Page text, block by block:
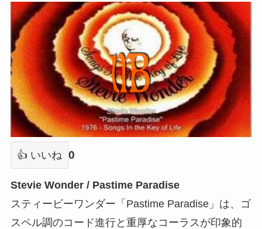
👍 いいね 0
Stevie Wonder / Pastime Paradise
スティービーワンダー「Pastime Paradise」は、ゴ
スペル調のコード進行と重厚なコーラスが印象的